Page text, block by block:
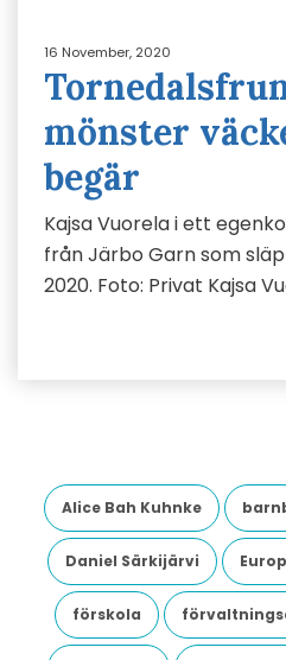
16 November, 2020
mönster
begär
Kajsa Vuorela i ett
från Järbo Garn som
2020. Foto: Privat Kajsa
Alice Bah Kuhnke
Daniel Särkijärvi
förskola